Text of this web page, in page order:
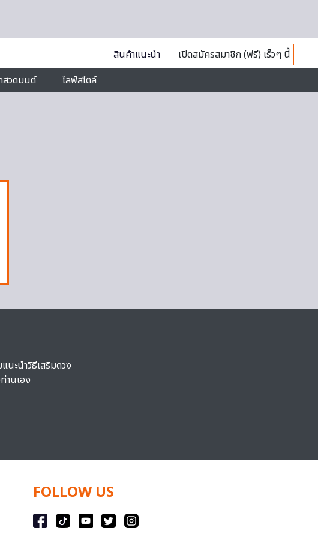
สินค้าแนะนำ
เปิดสมัครสมาชิก (ฟรี) เร็วๆ นี้
สวดมนต์ ไลฟ์สไตล์
นะนำวิธีเสริมดวง
านเอง
FOLLOW US